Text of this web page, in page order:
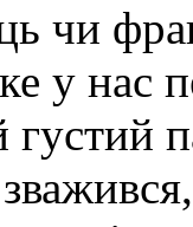
чи
у нас